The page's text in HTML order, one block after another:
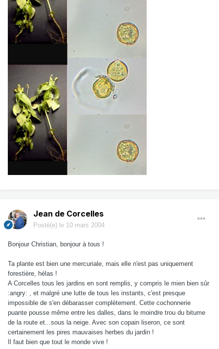
Jean de Corcelles
Posté(e) le 10 mars 2004
Bonjour Christian, bonjour à tous !
Ta plante est bien une mercuriale, mais elle n'est pas uniquement
forestière, hélas !
A Corcelles tous les jardins en sont remplis, y compris le mien bien sûr
:angry: , et malgré une lutte de tous les instants, c'est presque
impossible de s'en débarasser complètement. Cette cochonnerie
puante pousse même entre les dalles, dans le moindre trou du bitume
de la route et...sous la neige. Avec son copain liseron, ce sont
certainement les pires mauvaises herbes du jardin !
Il faut bien que tout le monde vive !